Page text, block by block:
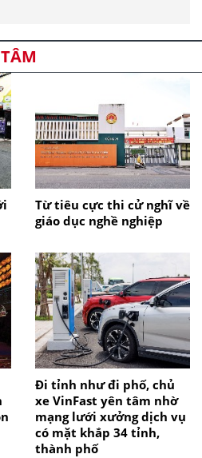
Từ tiêu cực thi cử nghĩ về
giáo dục nghề nghiệp
Đi tỉnh như đi phố, chủ
xe VinFast yên tâm nhờ
mạng lưới xưởng dịch vụ
có mặt khắp 34 tỉnh,
thành phố